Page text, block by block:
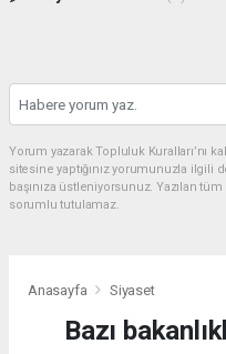
Yorum yazarak Topluluk Kuralları’nı
sitesine yaptığınız yorumunuzla ilgili
başınıza üstleniyorsunuz. Yazılan
sorumlu tutulamaz.
Anasayfa Siyaset
Bazı